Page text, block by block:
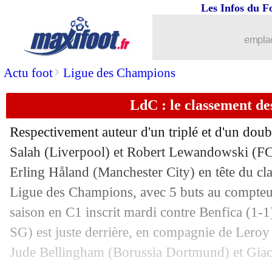
Actu foot> Ligue des Champions
Les Infos du
LdC : le classement
Respectivement auteur d'un triplé et d'un
Salah (Liverpool) et Robert Lewandowski
Erling Håland (Manchester City) en tête du
Ligue des Champions, avec 5 buts au
saison en C1 inscrit mardi contre Benfica (1-
SG) est juste derrière, en compagnie de
Jude Bellingham (Borussia Dortmund) et
PSG: Mbappé, rupture de contrat
13/10 Rennes
13/10 Juve: le verdict tombe pour Di Maria
13/10 PSG : Médiapart, un responsable
13/10 Lens: Haise promu et prolongé
13/10 OM: Tudor salue l'impact du leader
13/10 Liverpool: Klopp félicite Salah
13/10 PSG: Tebas charge encore Al-